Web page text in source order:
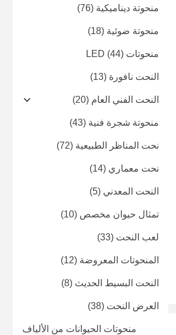
منحوتة ديناميكية (76)
منحوتة ضوئية (18)
منحوتات LED (44)
النحت نافورة (13)
النحت الفني العام (20)
منحوتة شجرة فنية (43)
نحت المناظر الطبيعية (72)
نحت معماري (14)
النحت المعدني (5)
تمثال حيوان مخصص (10)
لعب النحت (33)
المنحوتات المعروضة (12)
النحت البسيط الحديث (8)
العرض النحت (38)
منحوتات الحيوانات من الألياف